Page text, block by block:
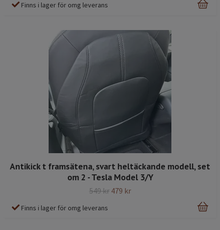
Finns i lager för omg leverans
Antikick t framsätena, svart heltäckande modell, set
om 2 - Tesla Model 3/Y
549 kr 479 kr
Finns i lager för omg leverans